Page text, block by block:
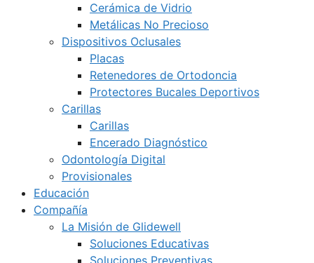
Cerámica de Vidrio
Metálicas No Precioso
Dispositivos Oclusales
Placas
Retenedores de Ortodoncia
Protectores Bucales Deportivos
Carillas
Carillas
Encerado Diagnóstico
Odontología Digital
Provisionales
Educación
Compañía
La Misión de Glidewell
Soluciones Educativas
Soluciones Preventivas